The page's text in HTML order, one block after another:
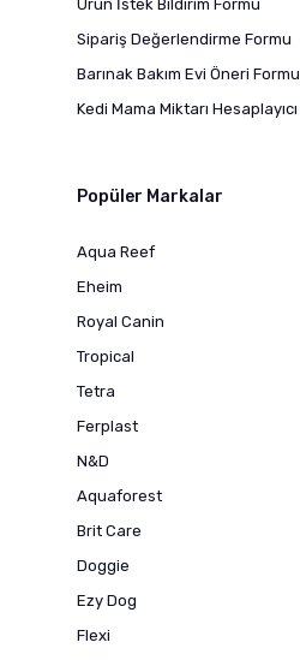
Ürün İstek Bildirim Formu
Sipariş Değerlendirme Formu
Barınak Bakım Evi Öneri Formu
Kedi Mama Miktarı Hesaplayıcı
Popüler Markalar
Aqua Reef
Eheim
Royal Canin
Tropical
Tetra
Ferplast
N&D
Aquaforest
Brit Care
Doggie
Ezy Dog
Flexi